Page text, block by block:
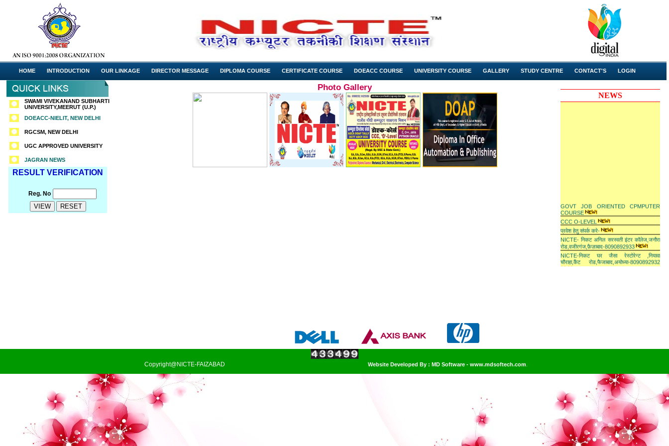
HOME INTRODUCTION OUR LINKAGE DIRECTOR MESSAGE DIPLOMA COURSE CERTIFICATE COURSE DOEACC COURSE UNIVERSITY COURSE GALLERY STUDY CENTRE CONTACT'S LOGIN
SWAMI VIVEKANAND SUBHARTI
UNIVERSITY,MEERUT (U.P.)
DOEACC-NIELIT, NEW DELHI
RGCSM, NEW DELHI
UGC APPROVED UNIVERSITY
JAGRAN NEWS
RESULT VERIFICATION
Reg. No
Photo Gallery
NEWS
GOVT JOB ORIENTED CPMPUTER
COURSE
CCC O-LEVEL
प्रवेश हेतु संपर्क करे-
NICTE- निकट अनिल सरस्वती इंटर कॉलेज,जनौरा
रोड,वजीरगंज,फ़ैज़ाबाद-8090892933
NICTE-निकट घर जैसा रेस्टोरेन्ट ,नियावा
चौराहा,कैंट रोड,फैजाबाद,अयोध्या-8090892932
Copyright@NICTE-FAIZABAD Website Developed By : MD Software - www.mdsoftech.com.